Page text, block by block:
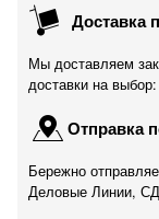
Доставка
Мы доставляем
доставки на
Отправка
Бережно
Деловые Линии,